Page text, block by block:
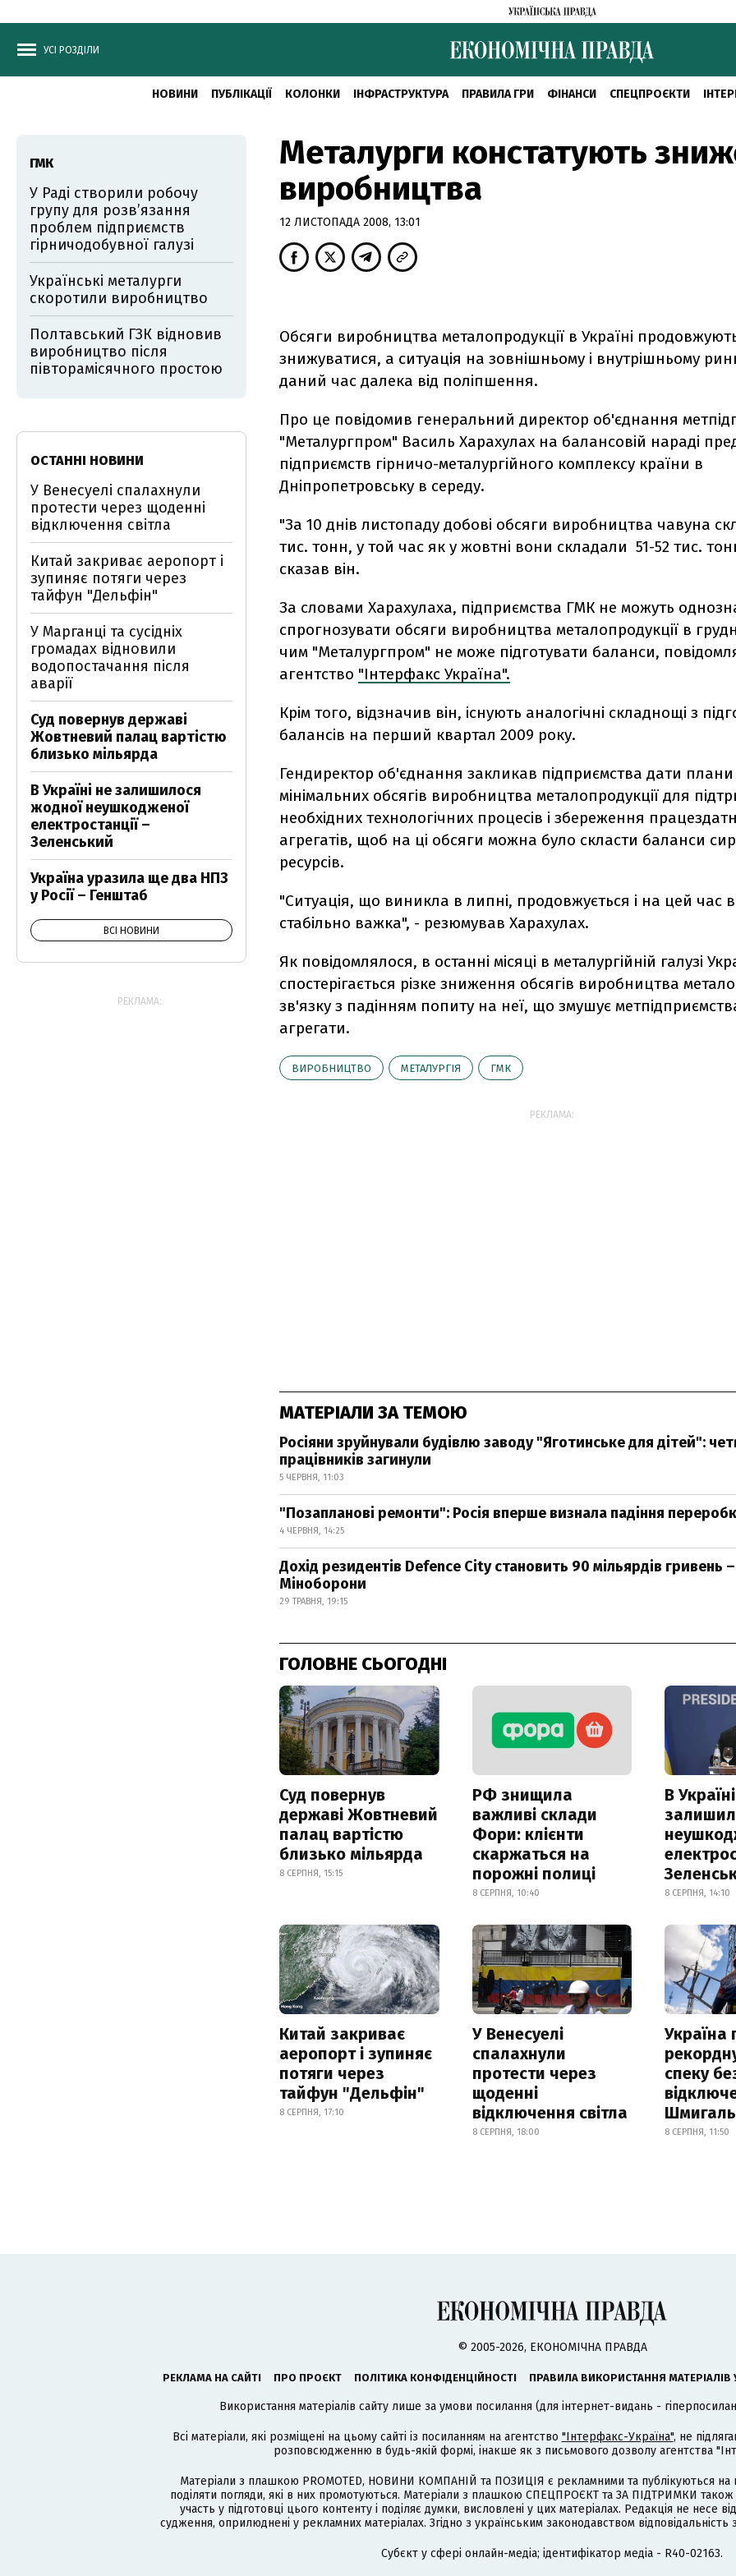
УСІ РОЗДІЛИ
НОВИНИ ПУБЛІКАЦІЇ КОЛОНКИ ІНФРАСТРУКТУРА ПРАВИЛА ГРИ ФІНАНСИ СПЕЦПРОЄКТИ
Металурги констатують
виробництва
12 ЛИСТОПАДА 2008, 13:01
Обсяги виробництва металопродукції в Україні
знижуватися, а ситуація на зовнішньому і внутрішньому
даний час далека від поліпшення.
Про це повідомив генеральний директор об'єднання
"Металургпром" Василь Харахулах на балансовій нараді
підприємств гірничо-металургійного комплексу країни в
Дніпропетровську в середу.
"За 10 днів листопаду добові обсяги виробництва чавуна
тис. тонн, у той час як у жовтні вони складали 51-52 тис.
сказав він.
За словами Харахулаха, підприємства ГМК не можуть
спрогнозувати обсяги виробництва металопродукції в
чим "Металургпром" не може підготувати баланси,
агентство "Інтерфакс Україна".
Крім того, відзначив він, існують аналогічні складнощі з
балансів на перший квартал 2009 року.
Гендиректор об'єднання закликав підприємства дати
мінімальних обсягів виробництва металопродукції для
необхідних технологічних процесів і збереження
агрегатів, щоб на ці обсяги можна було скласти баланси
ресурсів.
"Ситуація, що виникла в липні, продовжується і на цей час
стабільно важка", - резюмував Харахулах.
Як повідомлялося, в останні місяці в металургійній галузі
спостерігається різке зниження обсягів виробництва
зв'язку з падінням попиту на неї, що змушує
агрегати.
ВИРОБНИЦТВО МЕТАЛУРГІЯ ГМК
РЕКЛАМА:
МАТЕРІАЛИ ЗА ТЕМОЮ
Росіяни зруйнували будівлю заводу "Яготинське для дітей":
працівників загинули
5 ЧЕРВНЯ, 11:03
"Позапланові ремонти": Росія вперше визнала падіння
4 ЧЕРВНЯ, 14:25
Дохід резидентів Defence City становить 90 мільярдів гривень –
Міноборони
29 ТРАВНЯ, 19:15
ГОЛОВНЕ СЬОГОДНІ
Суд повернув
державі Жовтневий
палац вартістю
близько мільярда
8 СЕРПНЯ, 15:15
РФ знищила
важливі склади
Фори: клієнти
скаржаться на
порожні полиці
8 СЕРПНЯ, 10:40
В
8 СЕРПНЯ, 14:10
Китай закриває
аеропорт і зупиняє
потяги через
тайфун "Дельфін"
8 СЕРПНЯ, 17:10
У Венесуелі
спалахнули
протести через
щоденні
відключення світла
8 СЕРПНЯ, 18:00
спеку
Шмигаль
8 СЕРПНЯ, 11:50
ГМК
У Раді створили робочу
групу для розв’язання
проблем підприємств
гірничодобувної галузі
Українські металурги
скоротили виробництво
Полтавський ГЗК відновив
виробництво після
півторамісячного простою
ОСТАННІ НОВИНИ
У Венесуелі спалахнули
протести через щоденні
відключення світла
Китай закриває аеропорт і
зупиняє потяги через
тайфун "Дельфін"
У Марганці та сусідніх
громадах відновили
водопостачання після
аварії
Суд повернув державі
Жовтневий палац вартістю
близько мільярда
В Україні не залишилося
жодної неушкодженої
електростанції –
Зеленський
Україна уразила ще два НПЗ
у Росії – Генштаб
ВСІ НОВИНИ
РЕКЛАМА:
© 2005-2026, ЕКОНОМІЧНА ПРАВДА
РЕКЛАМА НА САЙТІ ПРО ПРОЄКТ ПОЛІТИКА КОНФІДЕНЦІЙНОСТІ ПРАВИЛА ВИКОРИСТАННЯ МАТЕРІАЛІВ
Використання матеріалів сайту лише за умови посилання (для інтернет-видань -
Всі матеріали, які розміщені на цьому сайті із посиланням на агентство "Інтерфакс-Україна", не
розповсюдженню в будь-якій формі, інакше як з письмового дозволу агентства
Матеріали з плашкою PROMOTED, НОВИНИ КОМПАНІЙ та ПОЗИЦІЯ є рекламними та публікуються на
поділяти погляди, які в них промотуються. Матеріали з плашкою СПЕЦПРОЄКТ та ЗА ПІДТРИМКИ
участь у підготовці цього контенту і поділяє думки, висловлені у цих матеріалах. Редакція не несе
судження, оприлюднені у рекламних матеріалах. Згідно з українським законодавством
Cубєкт у сфері онлайн-медіа; ідентифікатор медіа - R40-02163.